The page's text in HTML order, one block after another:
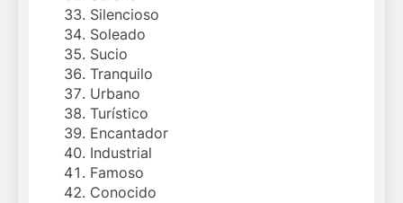
Silencioso
Soleado
Sucio
Tranquilo
Urbano
Turístico
Encantador
Industrial
Famoso
Conocido